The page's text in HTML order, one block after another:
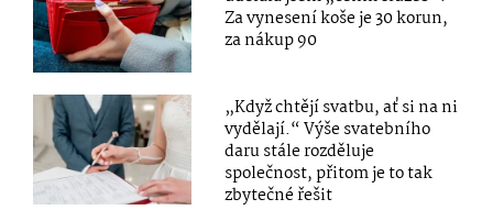
Za vynesení koše je 30 korun,
za nákup 90
„Když chtějí svatbu, ať si na ni
vydělají.“ Výše svatebního
daru stále rozděluje
společnost, přitom je to tak
zbytečné řešit